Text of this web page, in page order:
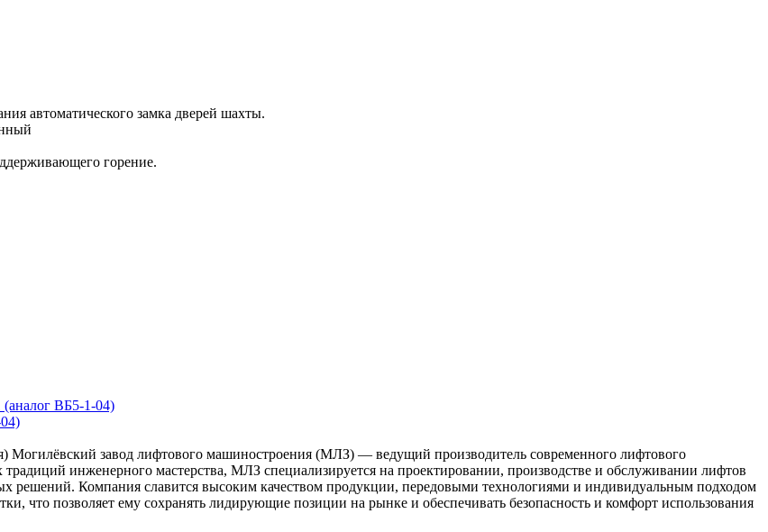
автоматического замка дверей шахты.
горение.
Могилёвский завод лифтового машиностроения (МЛЗ) — ведущий производитель современного лифтового
инженерного мастерства, МЛЗ специализируется на проектировании, производстве и обслуживании лифтов
решений. Компания славится высоким качеством продукции, передовыми технологиями и индивидуальным подходом
что позволяет ему сохранять лидирующие позиции на рынке и обеспечивать безопасность и комфорт использования